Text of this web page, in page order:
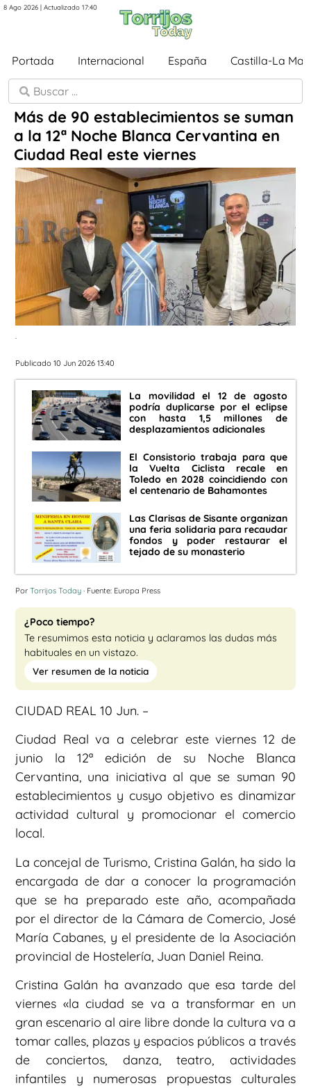
8 Ago 2026 | Actualizado 17:40
Portada Internacional España Castilla-La
Más de 90 establecimientos se suman
a la 12ª Noche Blanca Cervantina en
Ciudad Real este viernes
.
Publicado 10 Jun 2026 13:40
La movilidad el 12 de agosto
podría duplicarse por el eclipse
con hasta 1,5 millones de
desplazamientos adicionales
El Consistorio trabaja para que
la Vuelta Ciclista recale en
Toledo en 2028 coincidiendo con
el centenario de Bahamontes
Las Clarisas de Sisante organizan
una feria solidaria para recaudar
fondos y poder restaurar el
tejado de su monasterio
Por Torrijos Today · Fuente: Europa Press
¿Poco tiempo?
Te resumimos esta noticia y aclaramos las dudas más
habituales en un vistazo.
Ver resumen de la noticia
CIUDAD REAL 10 Jun. –
Ciudad Real va a celebrar este viernes 12 de
junio la 12ª edición de su Noche Blanca
Cervantina, una iniciativa al que se suman 90
establecimientos y cusyo objetivo es dinamizar
actividad cultural y promocionar el comercio
local.
La concejal de Turismo, Cristina Galán, ha sido la
encargada de dar a conocer la programación
que se ha preparado este año, acompañada
por el director de la Cámara de Comercio, José
María Cabanes, y el presidente de la Asociación
provincial de Hostelería, Juan Daniel Reina.
Cristina Galán ha avanzado que esa tarde del
viernes «la ciudad se va a transformar en un
gran escenario al aire libre donde la cultura va a
tomar calles, plazas y espacios públicos a través
de conciertos, danza, teatro, actividades
infantiles y numerosas propuestas culturales